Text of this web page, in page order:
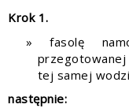
Krok 1.
fasolę
tej samej
następnie: